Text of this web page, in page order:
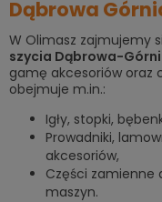
Dąbrowa
W Olimasz zajmujemy
szycia Dąbrowa-
gamę akcesoriów oraz
obejmuje m.in.:
Igły, stopki,
Prowadniki,
akcesoriów,
Części zamienne
maszyn.